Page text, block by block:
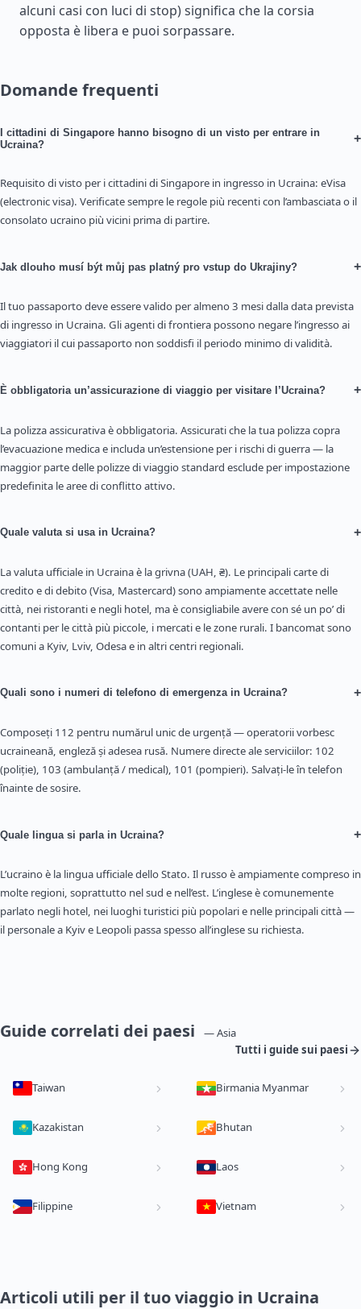
alcuni casi con luci di stop) significa che la corsia
opposta è libera e puoi sorpassare.
Domande frequenti
I cittadini di Singapore hanno bisogno di un visto per entrare in
Ucraina?
+
Requisito di visto per i cittadini di Singapore in ingresso in Ucraina: eVisa
(electronic visa). Verificate sempre le regole più recenti con l’ambasciata o il
consolato ucraino più vicini prima di partire.
Jak dlouho musí být můj pas platný pro vstup do Ukrajiny? +
Il tuo passaporto deve essere valido per almeno 3 mesi dalla data prevista
di ingresso in Ucraina. Gli agenti di frontiera possono negare l’ingresso ai
viaggiatori il cui passaporto non soddisfi il periodo minimo di validità.
È obbligatoria un’assicurazione di viaggio per visitare l’Ucraina? +
La polizza assicurativa è obbligatoria. Assicurati che la tua polizza copra
l’evacuazione medica e includa un’estensione per i rischi di guerra — la
maggior parte delle polizze di viaggio standard esclude per impostazione
predefinita le aree di conflitto attivo.
Quale valuta si usa in Ucraina? +
La valuta ufficiale in Ucraina è la grivna (UAH, ₴). Le principali carte di
credito e di debito (Visa, Mastercard) sono ampiamente accettate nelle
città, nei ristoranti e negli hotel, ma è consigliabile avere con sé un po’ di
contanti per le città più piccole, i mercati e le zone rurali. I bancomat sono
comuni a Kyiv, Lviv, Odesa e in altri centri regionali.
Quali sono i numeri di telefono di emergenza in Ucraina? +
Composeți 112 pentru numărul unic de urgență — operatorii vorbesc
ucraineană, engleză și adesea rusă. Numere directe ale serviciilor: 102
(poliție), 103 (ambulanță / medical), 101 (pompieri). Salvați-le în telefon
înainte de sosire.
Quale lingua si parla in Ucraina? +
L’ucraino è la lingua ufficiale dello Stato. Il russo è ampiamente compreso in
molte regioni, soprattutto nel sud e nell’est. L’inglese è comunemente
parlato negli hotel, nei luoghi turistici più popolari e nelle principali città —
il personale a Kyiv e Leopoli passa spesso all’inglese su richiesta.
Guide correlati dei paesi
— Asia
Tutti i guide sui paesi
Taiwan Birmania Myanmar
Kazakistan Bhutan
Hong Kong Laos
Filippine Vietnam
Articoli utili per il tuo viaggio in Ucraina